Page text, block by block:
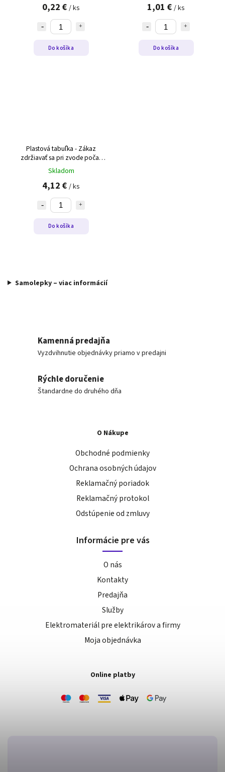
0,22 € / ks
Do košíka
1,01 € / ks
Do košíka
Plastová tabuľka - Zákaz
zdržiavať sa pri zvode počas
búrky
Skladom
4,12 € / ks
Do košíka
Samolepky – viac informácií
Kamenná predajňa
Vyzdvihnutie objednávky priamo v predajni
Rýchle doručenie
Štandardne do druhého dňa
O Nákupe
Obchodné podmienky
Ochrana osobných údajov
Reklamačný poriadok
Reklamačný protokol
Odstúpenie od zmluvy
Informácie pre vás
O nás
Kontakty
Predajňa
Služby
Elektromateriál pre elektrikárov a firmy
Moja objednávka
Online platby